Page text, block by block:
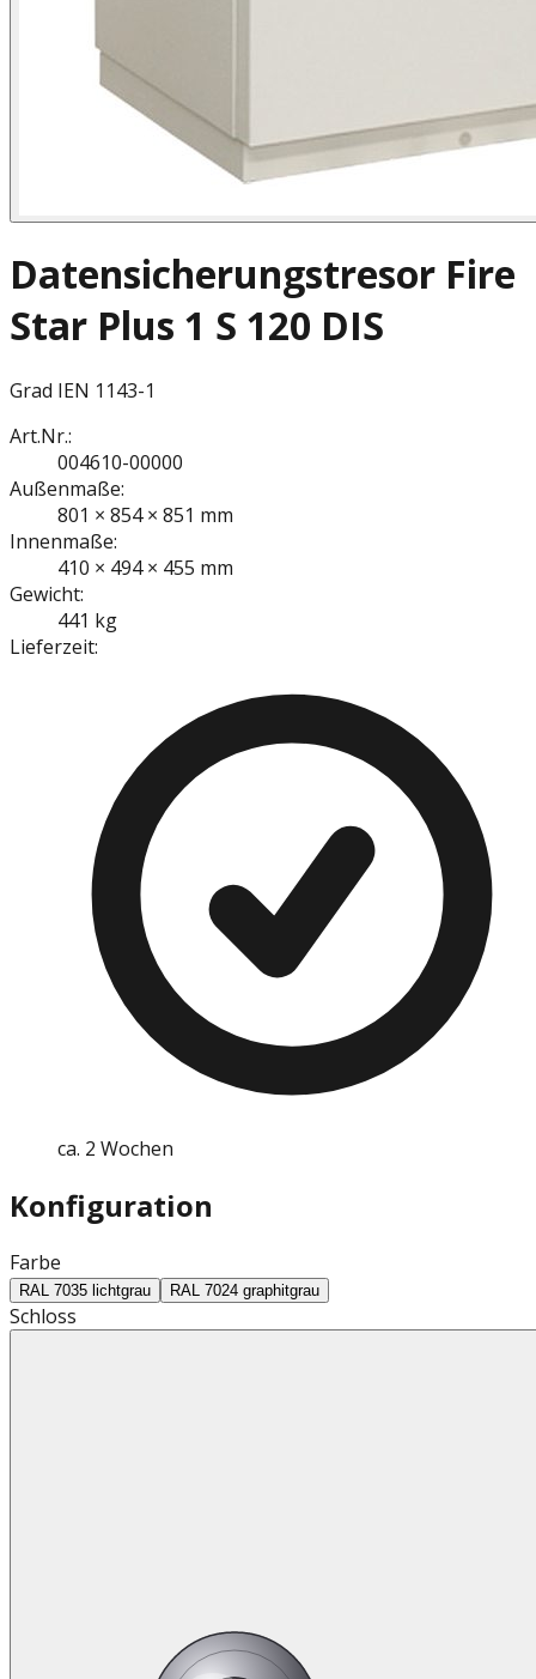
Datensicherungstresor Fire
Star Plus 1 S 120 DIS
Grad IEN 1143-1
Art.Nr.:
004610-00000
Außenmaße:
801 × 854 × 851 mm
Innenmaße:
410 × 494 × 455 mm
Gewicht:
441 kg
Lieferzeit:
ca. 2 Wochen
Konfiguration
Farbe
RAL 7035 lichtgrau RAL 7024 graphitgrau
Schloss